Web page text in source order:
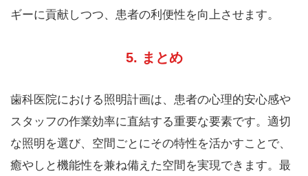
ギーに貢献しつつ、患者の利便性を向上させます。
5. まとめ
歯科医院における照明計画は、患者の心理的安心感や
スタッフの作業効率に直結する重要な要素です。適切
な照明を選び、空間ごとにその特性を活かすことで、
癒やしと機能性を兼ね備えた空間を実現できます。最